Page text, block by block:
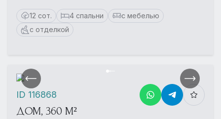
12 сот. 4 спальни
с мебелью
с отделкой
ДОМ, 360 М²
ID 116868